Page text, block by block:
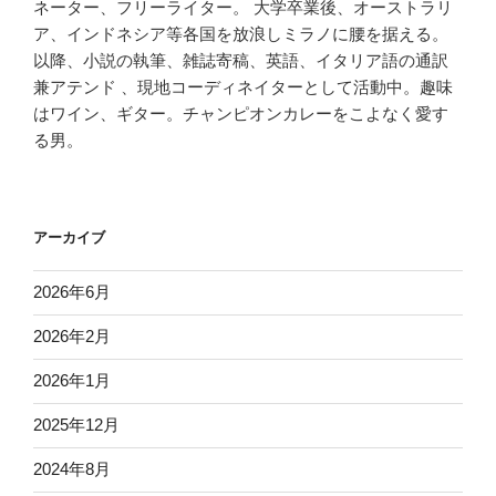
ネーター、フリーライター。 大学卒業後、オーストラリ
ア、インドネシア等各国を放浪しミラノに腰を据える。
以降、小説の執筆、雑誌寄稿、英語、イタリア語の通訳
兼アテンド 、現地コーディネイターとして活動中。趣味
はワイン、ギター。チャンピオンカレーをこよなく愛す
る男。
アーカイブ
2026年6月
2026年2月
2026年1月
2025年12月
2024年8月